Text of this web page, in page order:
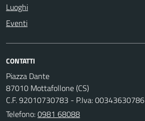
Luoghi
Eventi
CONTATTI
Piazza Dante
87010 Mottafollone (CS)
C.F. 92010730783 - P.Iva: 00343630786
Telefono:0981 68088